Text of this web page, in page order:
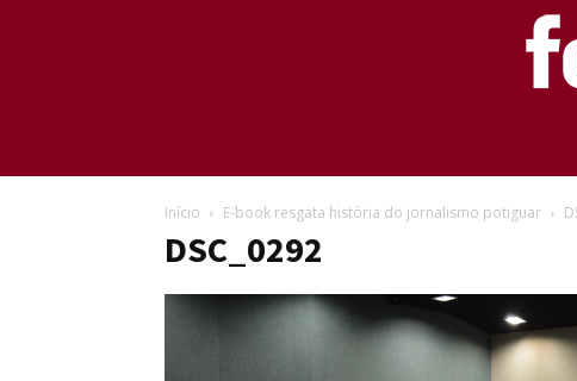
Início E-book resgata história do jornalismo potiguar
DSC_0292